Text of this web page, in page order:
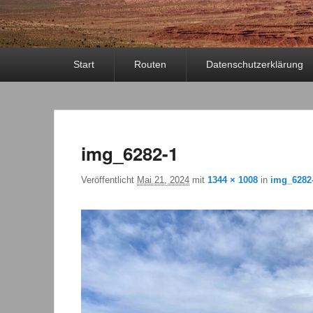
Start Routen Datenschutzerklärung
img_6282-1
Veröffentlicht Mai 21, 2024 mit 1344 × 1008 in